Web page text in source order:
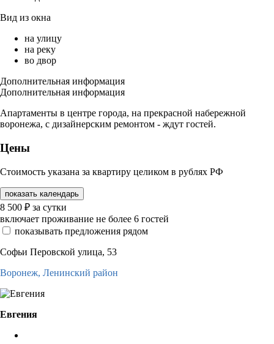
Вид из окна
на улицу
на реку
во двор
Дополнительная информация
Дополнительная информация
Апартаменты в центре города, на прекрасной набережной
воронежа, с дизайнерским ремонтом ‐ ждут гостей.
Цены
Стоимость указана за квартиру целиком в рублях РФ
показать календарь
8 500 ₽ за сутки
включает проживание не более 6 гостей
показывать предложения рядом
Софьи Перовской улица, 53
Воронеж, Ленинский район
Евгения